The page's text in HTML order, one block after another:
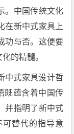
。中国传统文化
在新中式家具上
功与否。这便要
的精髓。
中式家具设计哲
既蕴含着中国传
并指明了新中式
替代的指导意